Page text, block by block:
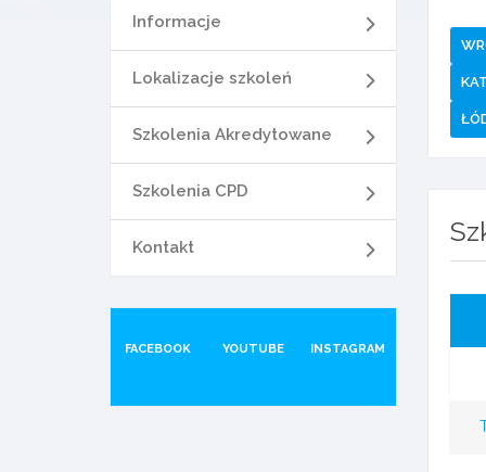
Informacje
Lokalizacje szkoleń
Szkolenia Akredytowane
Szkolenia CPD
Kontakt
FACEBOOK YOUTUBE INSTAGRAM